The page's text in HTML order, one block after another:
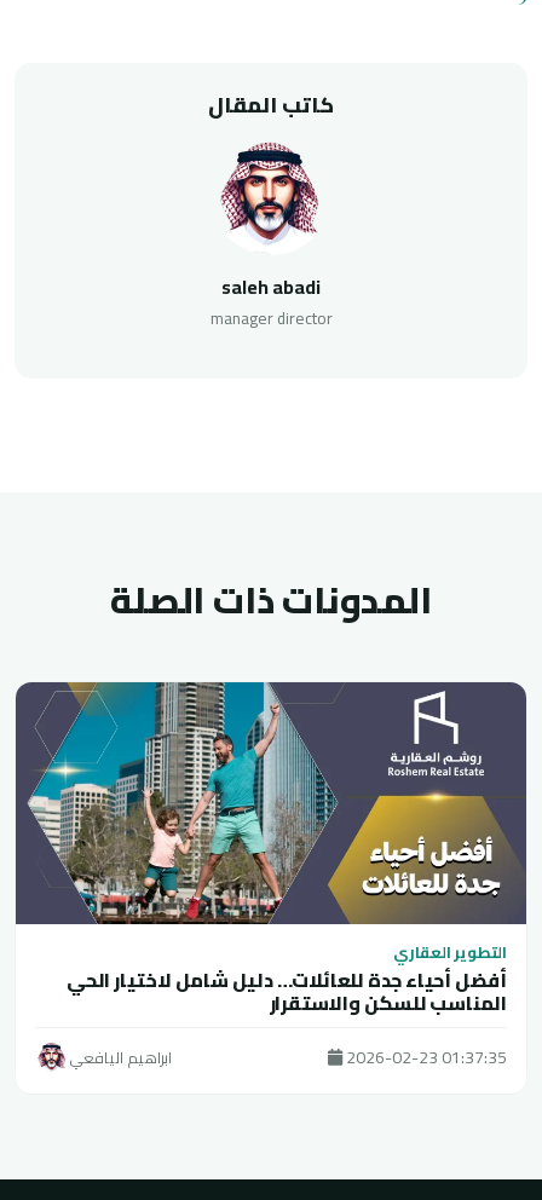
كاتب المقال
saleh abadi
manager director
المدونات ذات الصلة
التطوير العقاري
أفضل أحياء جدة للعائلات… دليل شامل لاختيار الحي
المناسب للسكن والاستقرار
ابراهيم اليافعي 2026-02-23 01:37:35